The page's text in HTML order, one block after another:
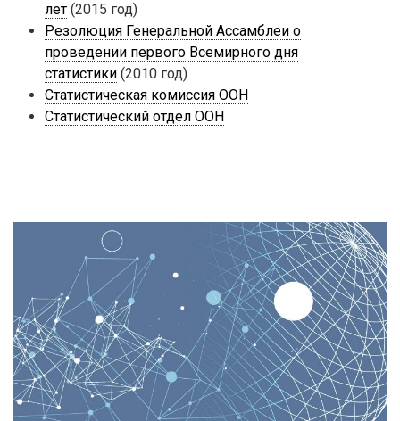
лет (2015 год)
Резолюция Генеральной Ассамблеи о
проведении первого Всемирного дня
статистики (2010 год)
Статистическая комиссия ООН
Статистический отдел ООН